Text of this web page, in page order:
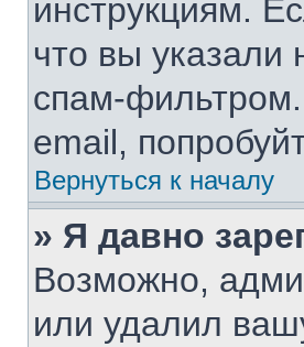
инструкциям.
что вы указали
спам-
email,
Вернуться к началу
» Я давно
Возможно,
или удалил